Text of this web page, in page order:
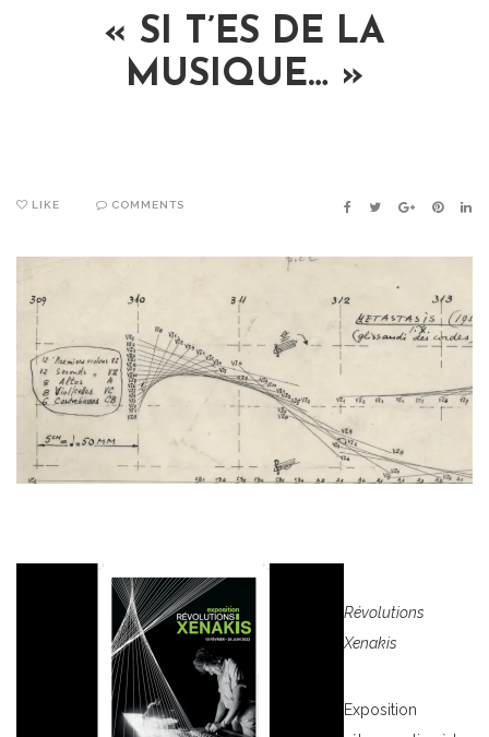
« SI T’ES DE LA
MUSIQUE… »
LIKE COMMENTS FACEBOOK
TWITTER
GOOGLE+
Révolutions
Xenakis
Exposition